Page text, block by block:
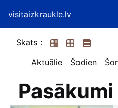
visitaizkraukle.lv
Skats :
Aktuālie
Šodien
Pasākumi